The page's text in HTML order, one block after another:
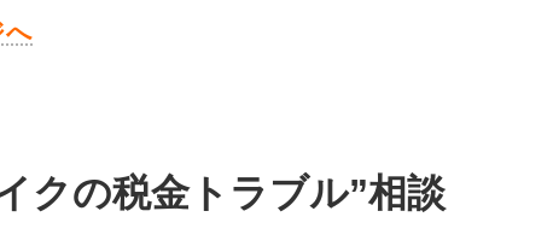
へ
クの税金トラブル”相談